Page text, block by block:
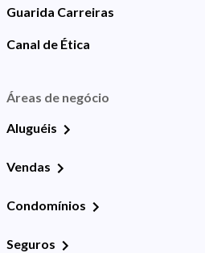
Guarida Carreiras
Canal de Ética
Áreas de negócio
Aluguéis
Vendas
Condomínios
Seguros